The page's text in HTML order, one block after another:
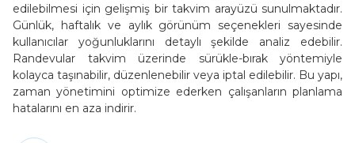
edilebilmesi için gelişmiş bir takvim arayüzü sunulmaktadır.
Günlük, haftalık ve aylık görünüm seçenekleri sayesinde
kullanıcılar yoğunluklarını detaylı şekilde analiz edebilir.
Randevular takvim üzerinde sürükle-bırak yöntemiyle
kolayca taşınabilir, düzenlenebilir veya iptal edilebilir. Bu yapı,
zaman yönetimini optimize ederken çalışanların planlama
hatalarını en aza indirir.